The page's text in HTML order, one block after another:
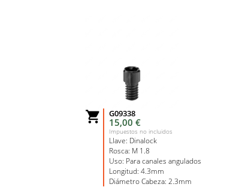
 G09338
15,00 €
Impuestos no incluidos
Llave: Dinalock
Rosca: M 1.8
Uso: Para canales angulados
Longitud: 4.3mm
Diámetro Cabeza: 2.3mm